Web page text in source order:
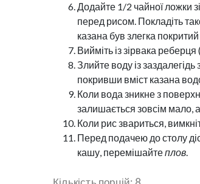
Додайте 1/2 чайної ложки
перед рисом. Покладіть
казана був злегка
Вийміть із зірвака
Злийте воду із
покривши вміст казана
Коли вода зникне з
залишається зовсім мало,
Коли рис звариться,
Перед подачею до столу
кашу, перемішайтеплов.